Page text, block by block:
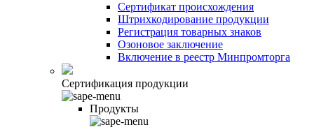
Сертификат происхождения
Штрихкодирование продукции
Регистрация товарных знаков
Озоновое заключение
Включение в реестр Минпромторга
Сертификация продукции
Продукты